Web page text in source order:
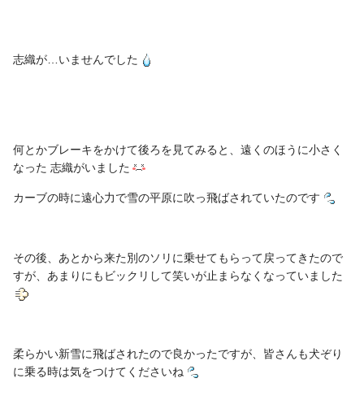
志織が…いませんでした
何とかブレーキをかけて後ろを見てみると、遠くのほうに小さく
なった 志織がいました
カーブの時に遠心力で雪の平原に吹っ飛ばされていたのです
その後、あとから来た別のソリに乗せてもらって戻ってきたので
すが、あまりにもビックリして笑いが止まらなくなっていました
柔らかい新雪に飛ばされたので良かったですが、皆さんも犬ぞり
に乗る時は気をつけてくださいね